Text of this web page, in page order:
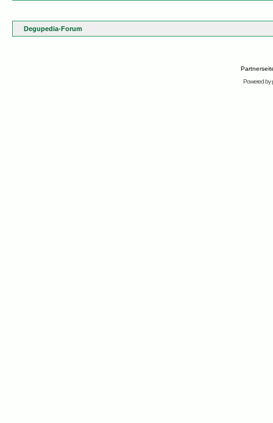
Degupedia-Forum
Powered by